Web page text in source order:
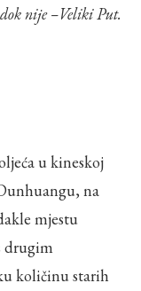
nije –Veliki Put.
u kineskoj
na
mjestu
drugim
količinu starih